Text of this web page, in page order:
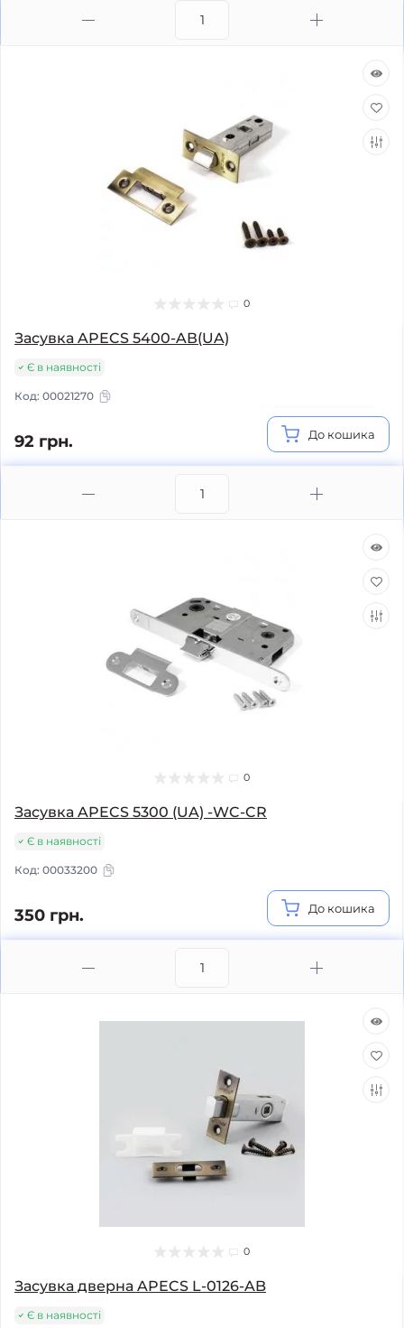
0
Засувка APECS 5400-AВ(UA)
Є в наявності
Код: 00021270
92 грн. До кошика
0
Засувка APECS 5300 (UA) -WC-CR
Є в наявності
Код: 00033200
350 грн. До кошика
0
Засувка дверна APECS L-0126-AB
Є в наявності